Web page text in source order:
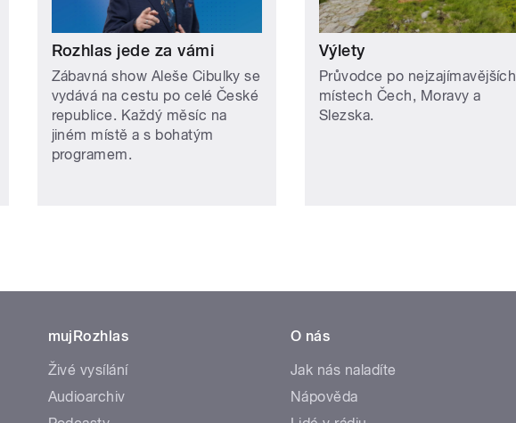
Rozhlas jede za vámi
Zábavná show Aleše Cibulky se
vydává na cestu po celé České
republice. Každý měsíc na
jiném místě a s bohatým
programem.
Výlety
Průvodce po nejzajímavějších
místech Čech, Moravy a
Slezska.
mujRozhlas
Živé vysílání
Audioarchiv
O nás
Jak nás naladíte
Nápověda